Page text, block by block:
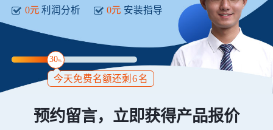
0元 利润分析 0元 安装指导
30%
今天免费名额还剩 6名
预约留言，立即获得产品报价